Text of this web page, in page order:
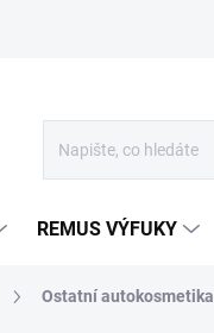
REMUS VÝFUKY
Ostatní autokosmetika